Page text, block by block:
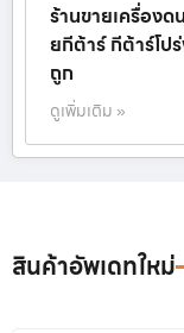
ร้านขายเครื่อง
ยกีต้าร์ กีต้าร์โป
ถูก
ดูเพิ่มเติม »
สินค้าอัพเดทใหม่